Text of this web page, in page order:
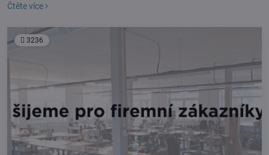
Čtěte více
3236